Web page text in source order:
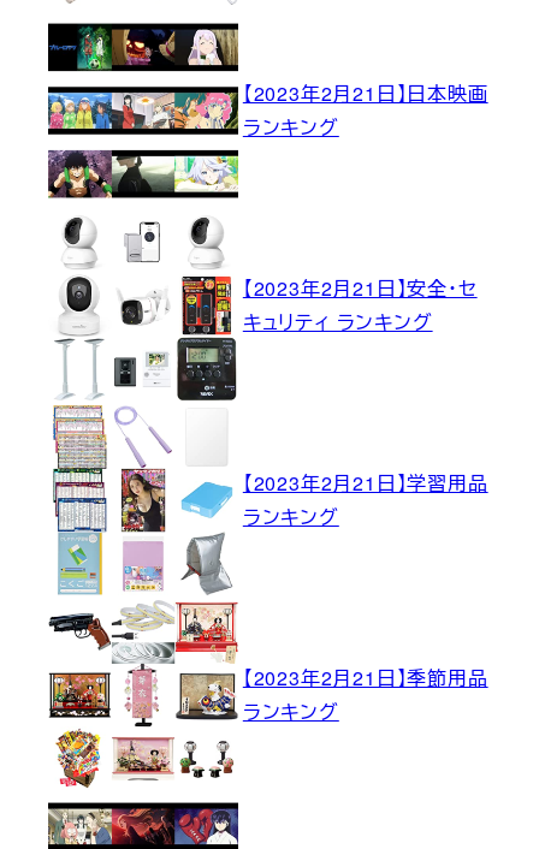
【2023年2月21日】日本映画
ランキング
【2023年2月21日】安全・セ
キュリティ ランキング
【2023年2月21日】学習用品
ランキング
【2023年2月21日】季節用品
ランキング